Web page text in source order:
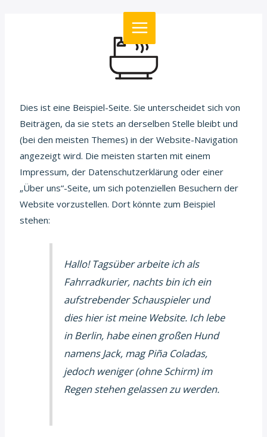
MAIN
MENU
Dies ist eine Beispiel-Seite. Sie unterscheidet sich von
Beiträgen, da sie stets an derselben Stelle bleibt und
(bei den meisten Themes) in der Website-Navigation
angezeigt wird. Die meisten starten mit einem
Impressum, der Datenschutzerklärung oder einer
„Über uns“-Seite, um sich potenziellen Besuchern der
Website vorzustellen. Dort könnte zum Beispiel
stehen:
Hallo! Tagsüber arbeite ich als
Fahrradkurier, nachts bin ich ein
aufstrebender Schauspieler und
dies hier ist meine Website. Ich lebe
in Berlin, habe einen großen Hund
namens Jack, mag Piña Coladas,
jedoch weniger (ohne Schirm) im
Regen stehen gelassen zu werden.